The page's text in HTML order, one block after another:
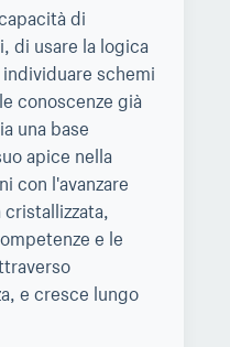
di
di usare la logica
schemi
conoscenze già
una base
apice nella
con l'avanzare
e le
e cresce lungo